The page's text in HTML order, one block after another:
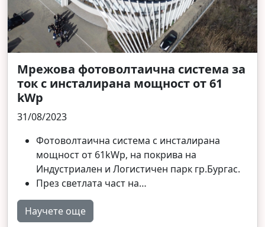
Мрежова фотоволтаична система за
ток с инсталирана мощност от 61
kWp
31/08/2023
Фотоволтаична система с инсталирана
мощност от 61kWp, на покрива на
Индустриален и Логистичен парк гр.Бургас.
През светлата част на…
Научете още